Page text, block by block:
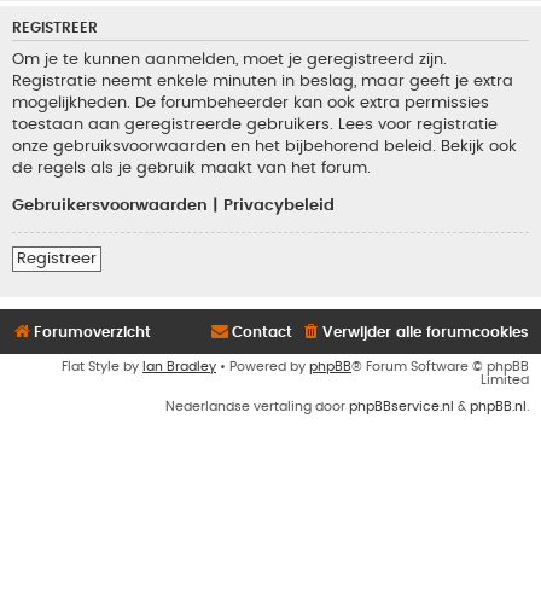
REGISTREER
Om je te kunnen aanmelden, moet je geregistreerd zijn.
Registratie neemt enkele minuten in beslag, maar geeft je extra
mogelijkheden. De forumbeheerder kan ook extra permissies
toestaan aan geregistreerde gebruikers. Lees voor registratie
onze gebruiksvoorwaarden en het bijbehorend beleid. Bekijk ook
de regels als je gebruik maakt van het forum.
Gebruikersvoorwaarden Privacybeleid
Registreer
Forumoverzicht Verwijder alle forumcookies
Contact
Flat Style by Ian Bradley • Powered by phpBB® Forum Software © phpBB
Limited
Nederlandse vertaling door phpBBservice.nl & phpBB.nl .